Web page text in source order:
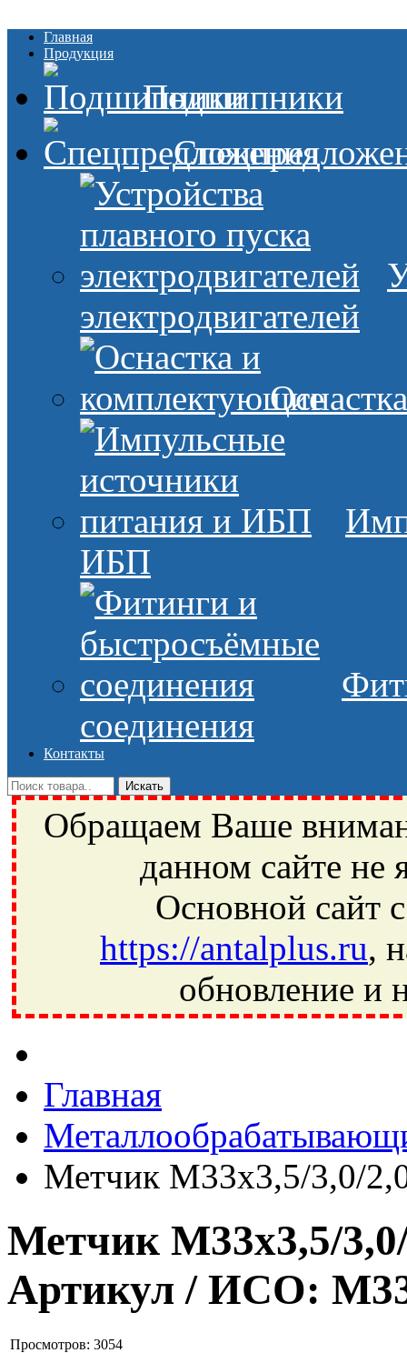
Главная
Продукция
Подшипники
электродвигателей
ИБП
соединения
Контакты
Обращаем Ваше
данном сайте не
Основной сайт
https://antalplus.ru,
обновление и
Ивантеевка, подшипники, пневматика, метизы, техника,
Главная
Метчик М33х3,5/3,0/
Метчик М33х3,5/
Артикул / ИСО:
Просмотров: 3054